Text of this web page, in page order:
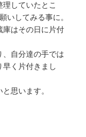
していたとこ
いしてみる事に。
庫はその日に片付
自分達の手では
く片付きまし
思います。